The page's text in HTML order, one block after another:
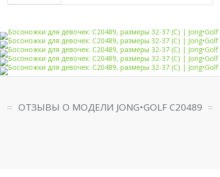
ОТЗЫВЫ О МОДЕЛИ JONG•GOLF C20489